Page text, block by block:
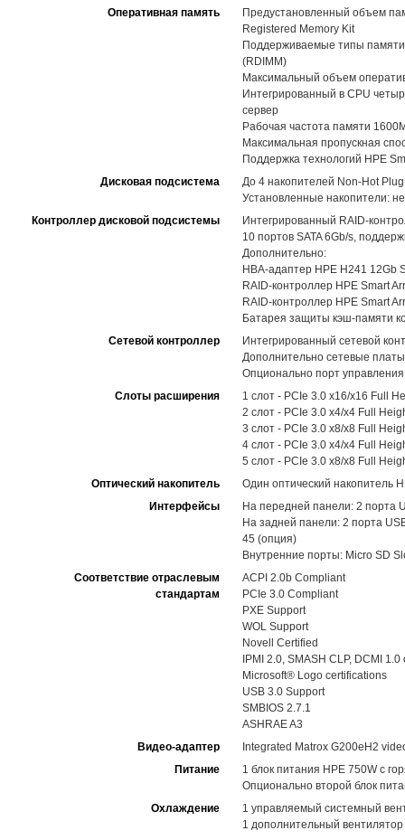
Оперативная память
Предустановленный объем
Registered Memory Kit
Поддерживаемые типы
(RDIMM)
Максимальный объем
Интегрированный в CPU
сервер
Рабочая частота памяти
Максимальная пропускная
Поддержка технологий HPE
Дисковая подсистема
До 4 накопителей Non-Hot
Установленные накопители:
Контроллер дисковой подсистемы
Интегрированный RAID-
10 портов SATA 6Gb/s,
Дополнительно:
HBA-адаптер HPE H241 12Gb
RAID-контроллер HPE Smart
RAID-контроллер HPE Smart
Батарея защиты кэш-памяти
Сетевой контроллер
Интегрированный сетевой
Дополнительно сетевые
Опционально порт
Слоты расширения
1 слот - PCIe 3.0 x16/x16 Full
2 слот - PCIe 3.0 x4/x4 Full
3 слот - PCIe 3.0 x8/x8 Full
4 слот - PCIe 3.0 x4/x4 Full
5 слот - PCIe 3.0 x8/x8 Full
Оптический накопитель
Один оптический накопитель
Интерфейсы
На передней панели: 2 порта
На задней панели: 2 порта
45 (опция)
Внутренние порты: Micro SD
Соответствие отраслевым
стандартам
ACPI 2.0b Compliant
PCIe 3.0 Compliant
PXE Support
WOL Support
Novell Certified
IPMI 2.0, SMASH CLP, DCMI
Microsoft® Logo certifications
USB 3.0 Support
SMBIOS 2.7.1
ASHRAE A3
Видео-адаптер
Integrated Matrox G200eH2
Питание
1 блок питания HPE 750W с
Опционально второй блок
Охлаждение
1 управляемый системный
1 дополнительный